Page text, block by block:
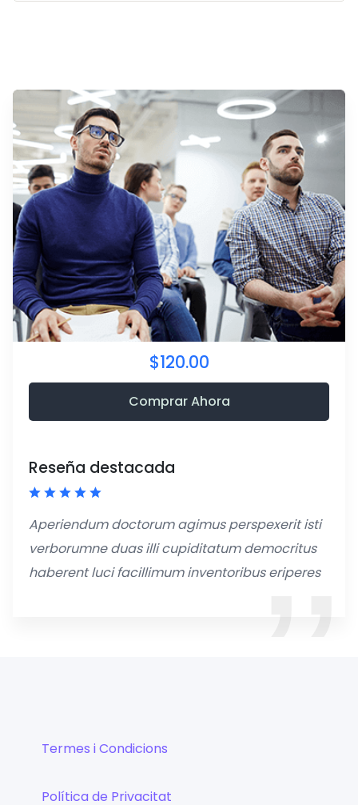
$120.00
Comprar Ahora
Reseña destacada
Aperiendum doctorum agimus perspexerit isti
verborumne duas illi cupiditatum democritus
haberent luci facillimum inventoribus eriperes
Termes i Condicions
Política de Privacitat